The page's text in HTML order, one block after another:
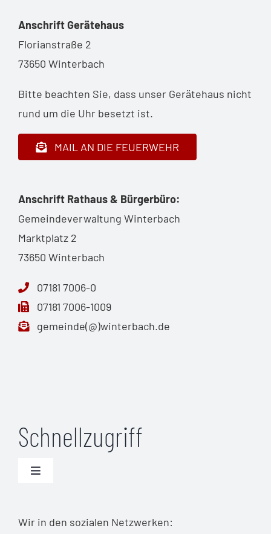
Anschrift Gerätehaus
Florianstraße 2
73650 Winterbach
Bitte beachten Sie, dass unser Gerätehaus nicht
rund um die Uhr besetzt ist.
MAIL AN DIE FEUERWEHR
Anschrift Rathaus & Bürgerbüro:
Gemeindeverwaltung Winterbach
Marktplatz 2
73650 Winterbach
07181 7006-0
07181 7006-1009
gemeinde(@)winterbach.de
Schnellzugriff
Toggle
Wir in den sozialen Netzwerken: